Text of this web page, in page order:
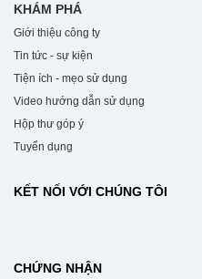
KHÁM PHÁ
Giới thiệu công ty
Tin tức - sự kiện
Tiện ích - mẹo sử dụng
Video hướng dẫn sử dụng
Hộp thư góp ý
Tuyển dụng
KẾT NỐI VỚI CHÚNG TÔI
CHỨNG NHẬN